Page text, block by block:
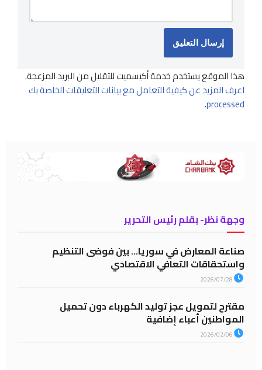
هذا الموقع يستخدم خدمة أكيسميت للتقليل من البريد المزعجة.
اعرف المزيد عن كيفية التعامل مع بيانات التعليقات الخاصة بك
processed
.
وجهة نظر- بقلم رئيس التحرير
صناعة المعارض في سوريا… بين فوضى التنظيم
واستحقاقات التعافي الاقتصادي
مقترح لتمويل عجز توليد الكهرباء دون تحميل
المواطنين أعباء إضافية